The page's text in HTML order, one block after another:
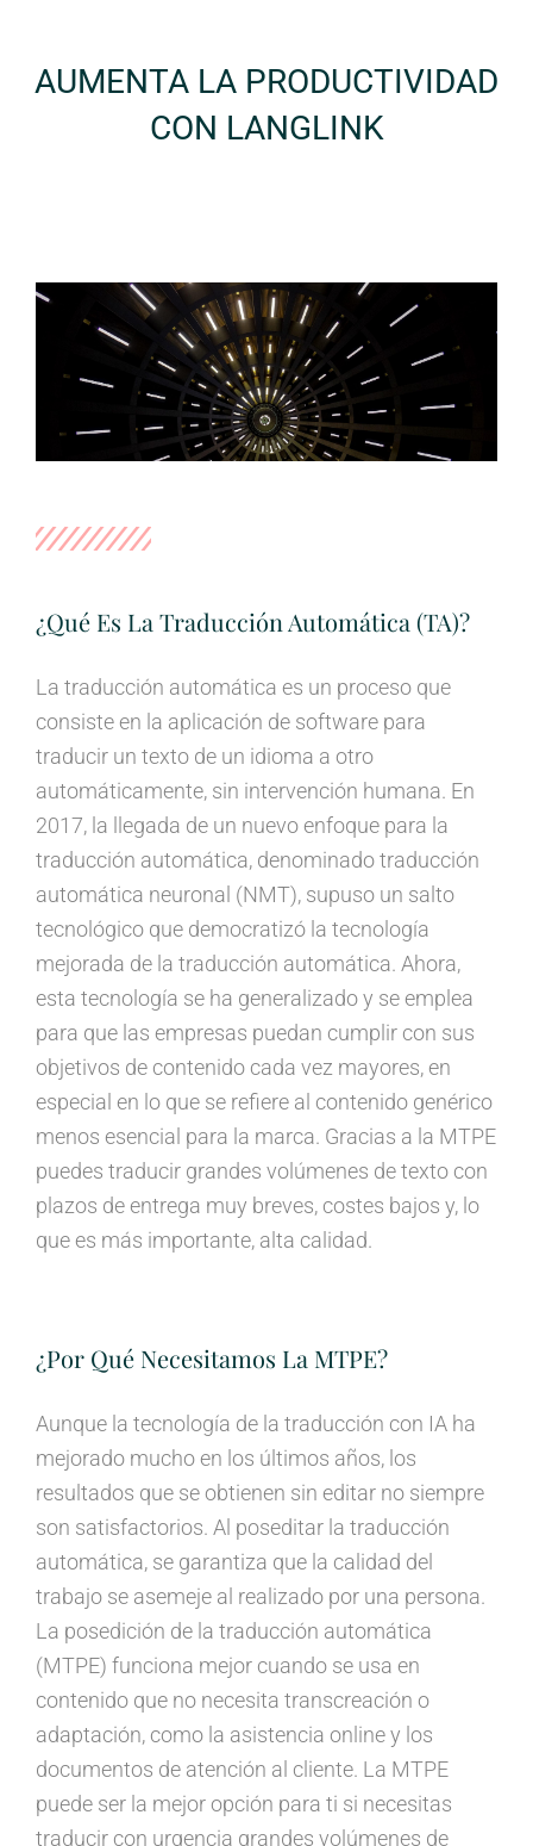
AUMENTA LA PRODUCTIVIDAD
CON LANGLINK
¿Qué Es La Traducción Automática (TA)?
La traducción automática es un proceso que
consiste en la aplicación de software para
traducir un texto de un idioma a otro
automáticamente, sin intervención humana. En
2017, la llegada de un nuevo enfoque para la
traducción automática, denominado traducción
automática neuronal (NMT), supuso un salto
tecnológico que democratizó la tecnología
mejorada de la traducción automática. Ahora,
esta tecnología se ha generalizado y se emplea
para que las empresas puedan cumplir con sus
objetivos de contenido cada vez mayores, en
especial en lo que se refiere al contenido genérico
menos esencial para la marca. Gracias a la MTPE
puedes traducir grandes volúmenes de texto con
plazos de entrega muy breves, costes bajos y, lo
que es más importante, alta calidad.
¿Por Qué Necesitamos La MTPE?
Aunque la tecnología de la traducción con IA ha
mejorado mucho en los últimos años, los
resultados que se obtienen sin editar no siempre
son satisfactorios. Al poseditar la traducción
automática, se garantiza que la calidad del
trabajo se asemeje al realizado por una persona.
La posedición de la traducción automática
(MTPE) funciona mejor cuando se usa en
contenido que no necesita transcreación o
adaptación, como la asistencia online y los
documentos de atención al cliente. La MTPE
puede ser la mejor opción para ti si necesitas
traducir con urgencia grandes volúmenes de